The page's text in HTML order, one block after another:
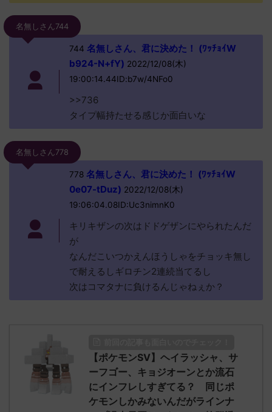
名無しさん744
744 名無しさん、君に決めた！ (ﾜｯﾁｮｲW
b924-N+fY) 2022/12/08(木)
19:00:14.44ID:b7w/4NFo0
>>736
タイプ幅持たせる感じか面白いな
名無しさん778
778名無しさん、君に決めた！ (ﾜｯﾁｮｲW
0e07-tDuz) 2022/12/08(木)
19:06:04.08ID:Uc3nimnK0
キリキザンの次はドドゲザンにやられたんだ
が
なんだこいつかえんほうしゃをチョッキ無し
で耐えるしギロチン2連続当てるし
次はコマタナに負けるんじゃねぇか？
【ポケモンSV】ヘイラッシャ、サ
ーフゴー、キョジオーンとか流石
にインフレしすぎてる？ 同じポ
ケモンしかみないんだがラインナ